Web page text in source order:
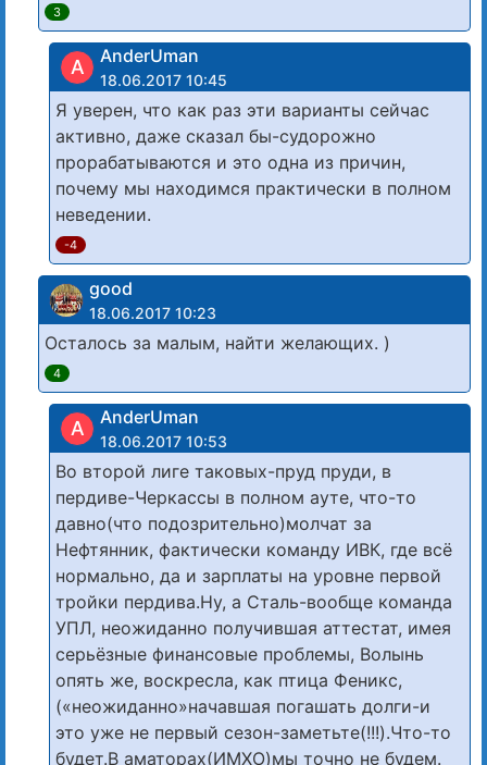
3
A AnderUman
18.06.2017 10:45
Я уверен, что как раз эти варианты сейчас
активно, даже сказал бы-судорожно
прорабатываются и это одна из причин,
почему мы находимся практически в полном
неведении.
-4
good
18.06.2017 10:23
Осталось за малым, найти желающих. )
4
A AnderUman
18.06.2017 10:53
Во второй лиге таковых-пруд пруди, в
пердиве-Черкассы в полном ауте, что-то
давно(что подозрительно)молчат за
Нефтянник, фактически команду ИВК, где всё
нормально, да и зарплаты на уровне первой
тройки пердива.Ну, а Сталь-вообще команда
УПЛ, неожиданно получившая аттестат, имея
серьёзные финансовые проблемы, Волынь
опять же, воскресла, как птица Феникс,
(«неожиданно»начавшая погашать долги-и
это уже не первый сезон-заметьте(!!!).Что-то
будет.В аматорах(ИМХО)мы точно не будем.